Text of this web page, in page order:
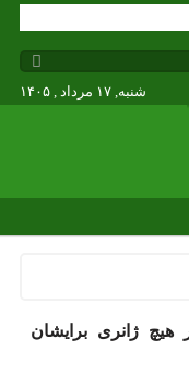
شنبه, ۱۷ مرداد , ۱۴۰۵
هیچ ژانری برایشان